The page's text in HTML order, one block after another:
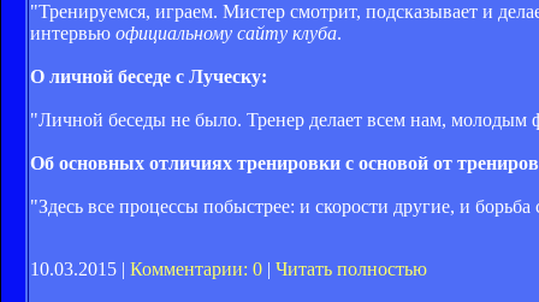
"Тренируемся, играем. Мистер смотрит, подсказывает и
интервью официальному сайту клуба.
О личной беседе с Луческу:
"Личной беседы не было. Тренер делает всем нам, молодым
Об основных отличиях тренировки с основой от
"Здесь все процессы побыстрее: и скорости другие, и
10.03.2015 | Комментарии: 0 | Читать полностью